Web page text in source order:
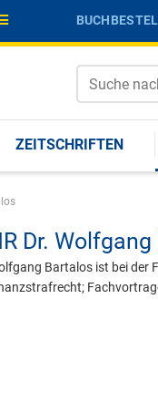
ZEITSCHRIFTEN
Dr. Wolfgang
Bartalos ist bei der